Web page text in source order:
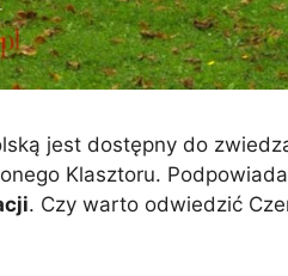
jest dostępny do
Klasztoru.
. Czy warto odwiedzić